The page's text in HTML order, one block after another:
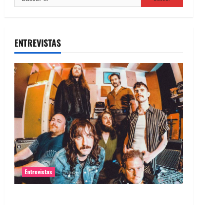
ENTREVISTAS
Entrevistas